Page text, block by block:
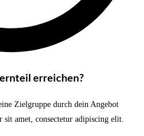
erreichen?
Zielgruppe durch dein Angebot
amet, consectetur adipiscing elit.